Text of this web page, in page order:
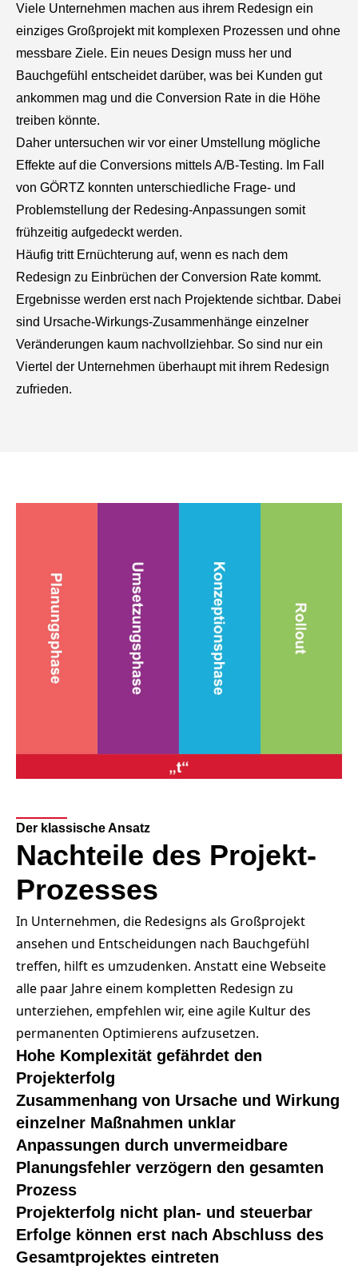
Viele Unternehmen machen aus ihrem Redesign ein
einziges Großprojekt mit komplexen Prozessen und ohne
messbare Ziele. Ein neues Design muss her und
Bauchgefühl entscheidet darüber, was bei Kunden gut
ankommen mag und die Conversion Rate in die Höhe
treiben könnte.
Daher untersuchen wir vor einer Umstellung mögliche
Effekte auf die Conversions mittels A/B-Testing. Im Fall
von GÖRTZ konnten unterschiedliche Frage- und
Problemstellung der Redesing-Anpassungen somit
frühzeitig aufgedeckt werden.
Häufig tritt Ernüchterung auf, wenn es nach dem
Redesign zu Einbrüchen der Conversion Rate kommt.
Ergebnisse werden erst nach Projektende sichtbar. Dabei
sind Ursache-Wirkungs-Zusammenhänge einzelner
Veränderungen kaum nachvollziehbar. So sind nur ein
Viertel der Unternehmen überhaupt mit ihrem Redesign
zufrieden.
Der klassische Ansatz
Nachteile des Projekt-
Prozesses
In Unternehmen, die Redesigns als Großprojekt
ansehen und Entscheidungen nach Bauchgefühl
treffen, hilft es umzudenken. Anstatt eine Webseite
alle paar Jahre einem kompletten Redesign zu
unterziehen, empfehlen wir, eine agile Kultur des
permanenten Optimierens aufzusetzen.
Hohe Komplexität gefährdet den
Projekterfolg
Zusammenhang von Ursache und Wirkung
einzelner Maßnahmen unklar
Anpassungen durch unvermeidbare
Planungsfehler verzögern den gesamten
Prozess
Projekterfolg nicht plan- und steuerbar
Erfolge können erst nach Abschluss des
Gesamtprojektes eintreten